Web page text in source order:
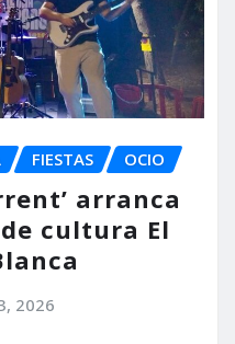
FIESTAS OCIO
arranca
cultura El
2026